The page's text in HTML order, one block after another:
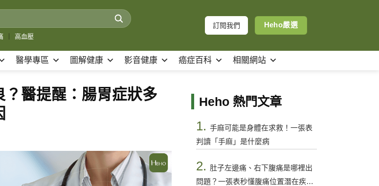
高血壓
訂閱我們 Heho嚴選
醫學專區 圖解健康 影音健康 癌症百科 相關網站
醫提醒：腸胃症狀多
Heho 熱門文章
1. 手麻可能是身體在求救！一張表
判讀「手麻」是什麼病
2. 肚子左邊痛、右下腹痛是哪裡出
問題？一張表秒懂腹痛位置潛在疾病